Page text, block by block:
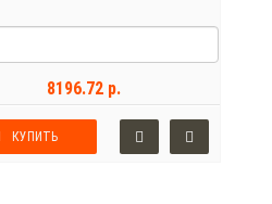
8196.72 р.
КУПИТЬ